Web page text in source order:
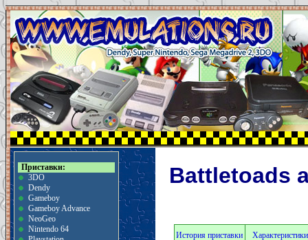
Приставки:
3DO
Dendy
Gameboy
Gameboy Advance
NeoGeo
Nintendo 64
Battletoads
История приставки Характеристики